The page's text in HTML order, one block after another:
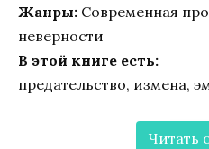
Жанры: Современная
неверности
В этой книге есть:
предательство, измена,
Читать